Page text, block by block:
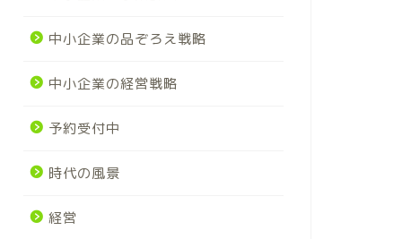
中小企業の品ぞろえ戦略
中小企業の経営戦略
予約受付中
時代の風景
経営